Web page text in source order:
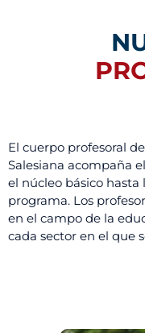
El cuerpo profesoral
Salesiana acompaña
el núcleo básico hasta
programa. Los
en el campo de la
cada sector en el que